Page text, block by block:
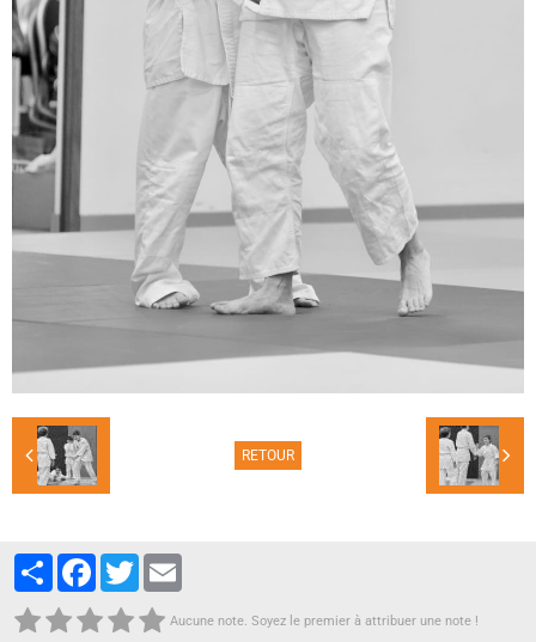
RETOUR
PartagerFacebook
Twitter
Aucune note. Soyez le premier à attribuer une note !